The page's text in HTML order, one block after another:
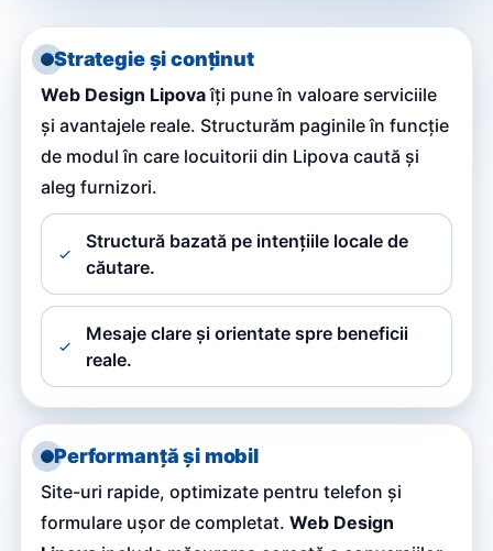
Strategie și conținut
Web Design Lipovaîți pune în valoare serviciile
și avantajele reale. Structurăm paginile în funcție
de modul în care locuitorii din Lipova caută și
aleg furnizori.
Structură bazată pe intențiile locale de
căutare.
Mesaje clare și orientate spre beneficii
reale.
Performanță și mobil
Site-uri rapide, optimizate pentru telefon și
formulare ușor de completat. Web Design